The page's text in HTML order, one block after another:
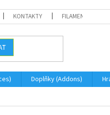
KONTAKTY FILAMENT BARVY
Doplňky (Addons)